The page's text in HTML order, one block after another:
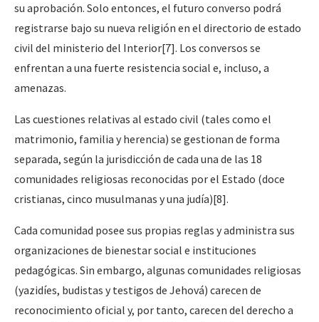
su aprobación. Solo entonces, el futuro converso podrá
registrarse bajo su nueva religión en el directorio de estado
civil del ministerio del Interior[7]. Los conversos se
enfrentan a una fuerte resistencia social e, incluso, a
amenazas.
Las cuestiones relativas al estado civil (tales como el
matrimonio, familia y herencia) se gestionan de forma
separada, según la jurisdicción de cada una de las 18
comunidades religiosas reconocidas por el Estado (doce
cristianas, cinco musulmanas y una judía)[8].
Cada comunidad posee sus propias reglas y administra sus
organizaciones de bienestar social e instituciones
pedagógicas. Sin embargo, algunas comunidades religiosas
(yazidíes, budistas y testigos de Jehová) carecen de
reconocimiento oficial y, por tanto, carecen del derecho a